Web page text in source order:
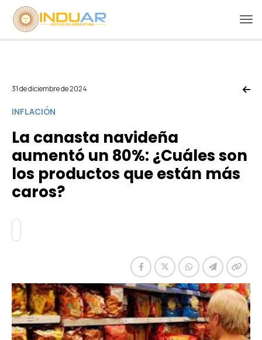
31 de diciembre de 2024
INFLACIÓN
La canasta navideña
aumentó un 80%: ¿Cuáles son
los productos que están más
caros?